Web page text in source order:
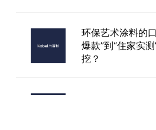
环保艺术涂料的
爆款”到“住家实
挖？